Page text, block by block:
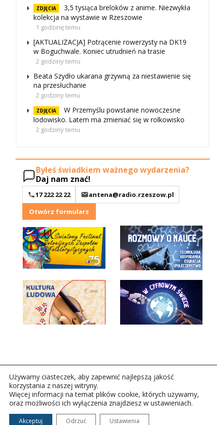
ZDJĘCIA
3,5 tysiąca breloków z anime. Niezwykła
kolekcja na wystawie w Rzeszowie
1 godzinę temu
[AKTUALIZACJA] Potrącenie rowerzysty na DK19
w Boguchwale. Koniec utrudnień na trasie
2 godziny temu
Beata Szydło ukarana grzywną za niestawienie się
na przesłuchanie
2 godziny temu
ZDJĘCIA
W Przemyślu powstanie nowoczesne
lodowisko. Latem ma zmieniać się w rolkowisko
2 godziny temu
Byłeś świadkiem ważnego wydarzenia?
Daj nam znać!
17 222 22 22
antena@radio.rzeszow.pl
Otwórz formularz
Copyright © 2026Polskie Radio Rzeszów S.A. w likwidacj.
Wszelkie prawa zastrzeżone.
Używamy ciasteczek, aby zapewnić najlepszą jakość
korzystania z naszej witryny.
Więcej informacji na temat plików cookie, których używamy,
oraz możliwości ich wyłączenia znajdziesz w ustawieniach.
Akceptuj Odrzuć Ustawienia